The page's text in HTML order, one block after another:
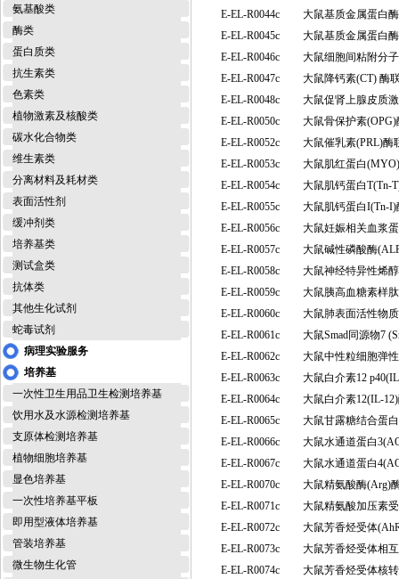
氨基酸类
酶类
蛋白质类
抗生素类
色素类
植物激素及核酸类
碳水化合物类
维生素类
分离材料及耗材类
表面活性剂
缓冲剂类
培养基类
测试盒类
抗体类
其他生化试剂
蛇毒试剂
病理实验服务
培养基
一次性卫生用品卫生检测培养基
饮用水及水源检测培养基
支原体检测培养基
植物细胞培养基
显色培养基
一次性培养基平板
即用型液体培养基
管装培养基
微生物生化管
E-EL-R0044c
大鼠基质金属蛋白
E-EL-R0045c
大鼠基质金属蛋白
E-EL-R0046c
大鼠细胞间粘附分
E-EL-R0047c
大鼠降钙素(CT) 酶
E-EL-R0048c
大鼠促肾上腺皮质
E-EL-R0050c
大鼠骨保护素
E-EL-R0052c
大鼠催乳素(PRL)酶
E-EL-R0053c
大鼠肌红蛋白
E-EL-R0054c
大鼠肌钙蛋白T(Tn-
E-EL-R0055c
大鼠肌钙蛋白I(Tn-
E-EL-R0056c
大鼠妊娠相关血浆
E-EL-R0057c
大鼠碱性磷酸酶
E-EL-R0058c
大鼠神经特异性烯
E-EL-R0059c
大鼠胰高血糖素样
E-EL-R0060c
大鼠肺表面活性物
E-EL-R0061c
大鼠Smad同源物7
E-EL-R0062c
大鼠中性粒细胞弹
E-EL-R0063c
大鼠白介素12
E-EL-R0064c
大鼠白介素12(IL-
E-EL-R0065c
大鼠甘露糖结合蛋
E-EL-R0066c
大鼠水通道蛋白
E-EL-R0067c
大鼠水通道蛋白
E-EL-R0070c
大鼠精氨酸酶(Arg)
E-EL-R0071c
大鼠精氨酸加压素
E-EL-R0072c
大鼠芳香烃受体
E-EL-R0073c
大鼠芳香烃受体相
E-EL-R0074c
大鼠芳香烃受体核